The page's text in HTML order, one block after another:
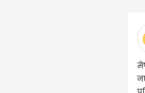
मेष- आज आपका दिन उत्साह से भरा रहेगा।
नए काम शुरू करने के लिए अच्छा समय है।